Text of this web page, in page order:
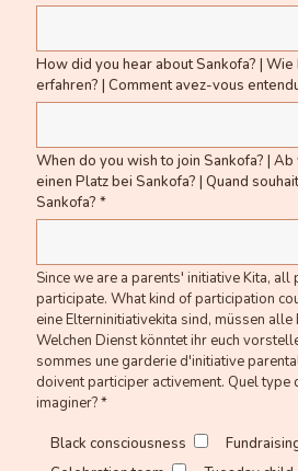
How did you hear about Sankofa? | Wie
erfahren? | Comment avez-vous
When do you wish to join Sankofa? | Ab
einen Platz bei Sankofa? | Quand
Sankofa? *
Since we are a parents' initiative Kita,
participate. What kind of participation
eine Elterninitiativekita sind, müssen
Welchen Dienst könntet ihr euch
sommes une garderie d'initiative
doivent participer activement. Quel type
imaginer? *
Black consciousness